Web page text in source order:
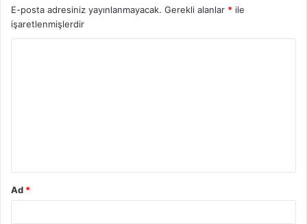
E-posta adresiniz yayınlanmayacak. Gerekli alanlar * ile
işaretlenmişlerdir
Ad *